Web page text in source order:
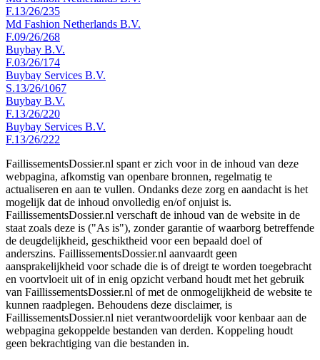
F.13/26/235
Md Fashion Netherlands B.V.
F.09/26/268
Buybay B.V.
F.03/26/174
Buybay Services B.V.
S.13/26/1067
Buybay B.V.
F.13/26/220
Buybay Services B.V.
F.13/26/222
FaillissementsDossier.nl spant er zich voor in de inhoud van deze
webpagina, afkomstig van openbare bronnen, regelmatig te
actualiseren en aan te vullen. Ondanks deze zorg en aandacht is het
mogelijk dat de inhoud onvolledig en/of onjuist is.
FaillissementsDossier.nl verschaft de inhoud van de website in de
staat zoals deze is ("As is"), zonder garantie of waarborg betreffende
de deugdelijkheid, geschiktheid voor een bepaald doel of
anderszins. FaillissementsDossier.nl aanvaardt geen
aansprakelijkheid voor schade die is of dreigt te worden toegebracht
en voortvloeit uit of in enig opzicht verband houdt met het gebruik
van FaillissementsDossier.nl of met de onmogelijkheid de website te
kunnen raadplegen. Behoudens deze disclaimer, is
FaillissementsDossier.nl niet verantwoordelijk voor kenbaar aan de
webpagina gekoppelde bestanden van derden. Koppeling houdt
geen bekrachtiging van die bestanden in.